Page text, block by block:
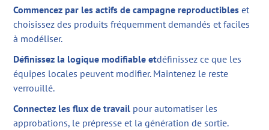
Commencez par les actifs de campagne reproductibles et
choisissez des produits fréquemment demandés et faciles
à modéliser.
Définissez la logique modifiable etdéfinissez ce que les
équipes locales peuvent modifier. Maintenez le reste
verrouillé.
Connectez les flux de travail pour automatiser les
approbations, le prépresse et la génération de sortie.